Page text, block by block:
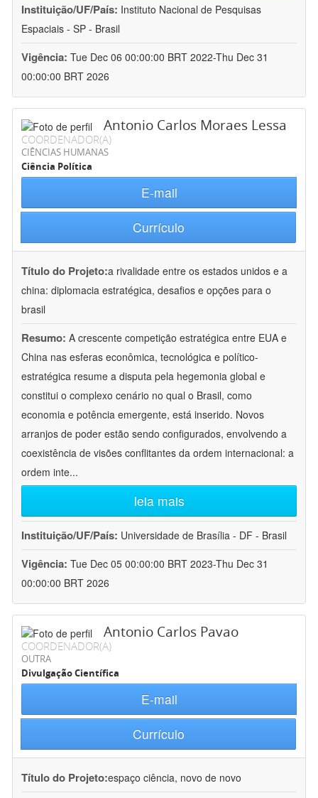
Instituição/UF/País: Instituto Nacional de Pesquisas
Espaciais - SP - Brasil
Vigência: Tue Dec 06 00:00:00 BRT 2022-Thu Dec 31
00:00:00 BRT 2026
Antonio Carlos Moraes Lessa
COORDENADOR(A)
CIÊNCIAS HUMANAS
Ciência Política
E-mail
Currículo
Título do Projeto:a rivalidade entre os estados unidos e a
china: diplomacia estratégica, desafios e opções para o
brasil
Resumo: A crescente competição estratégica entre EUA e
China nas esferas econômica, tecnológica e político-
estratégica resume a disputa pela hegemonia global e
constitui o complexo cenário no qual o Brasil, como
economia e potência emergente, está inserido. Novos
arranjos de poder estão sendo configurados, envolvendo a
coexistência de visões conflitantes da ordem internacional: a
ordem inte...
leia mais
Instituição/UF/País: Universidade de Brasília - DF - Brasil
Vigência: Tue Dec 05 00:00:00 BRT 2023-Thu Dec 31
00:00:00 BRT 2026
Antonio Carlos Pavao
COORDENADOR(A)
OUTRA
Divulgação Científica
E-mail
Currículo
Título do Projeto:espaço ciência, novo de novo